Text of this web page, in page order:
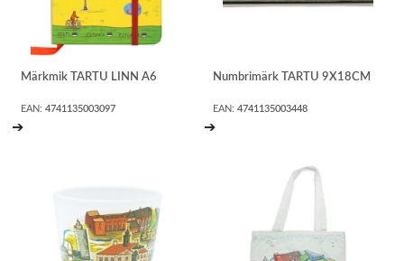
Märkmik TARTU LINN A6
EAN:4741135003097
➔
Numbrimärk TARTU 9X18CM
EAN:4741135003448
➔